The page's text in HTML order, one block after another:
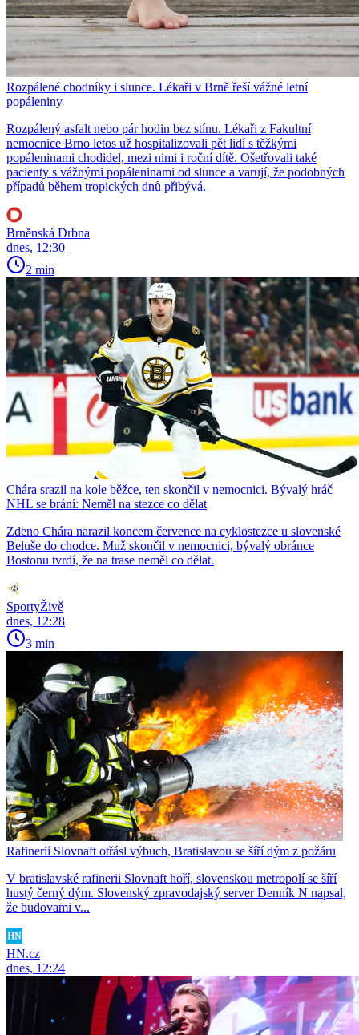
Rozpálené chodníky i slunce. Lékaři v Brně řeší vážné letní
popáleniny
Rozpálený asfalt nebo pár hodin bez stínu. Lékaři z Fakultní
nemocnice Brno letos už hospitalizovali pět lidí s těžkými
popáleninami chodidel, mezi nimi i roční dítě. Ošetřovali také
pacienty s vážnými popáleninami od slunce a varují, že podobných
případů během tropických dnů přibývá.
Brněnská Drbna
dnes, 12:30
2 min
Chára srazil na kole běžce, ten skončil v nemocnici. Bývalý hráč
NHL se brání: Neměl na stezce co dělat
Zdeno Chára narazil koncem července na cyklostezce u slovenské
Beluše do chodce. Muž skončil v nemocnici, bývalý obránce
Bostonu tvrdí, že na trase neměl co dělat.
SportyŽivě
dnes, 12:28
3 min
Rafinerií Slovnaft otřásl výbuch, Bratislavou se šíří dým z požáru
V bratislavské rafinerii Slovnaft hoří, slovenskou metropolí se šíří
hustý černý dým. Slovenský zpravodajský server Denník N napsal,
že budovami v...
HN.cz
dnes, 12:24